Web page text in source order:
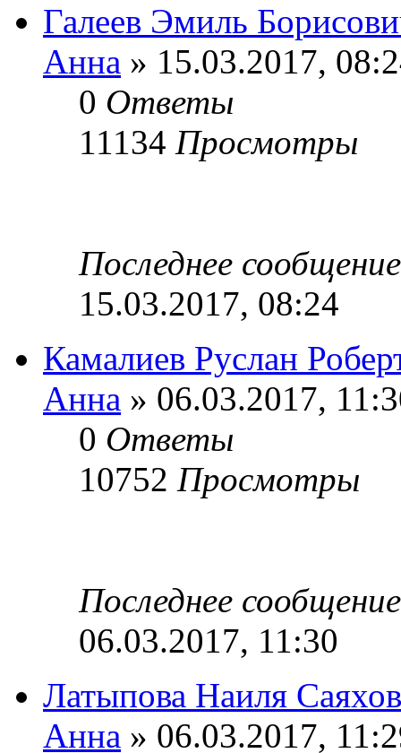
Галеев Эмиль
Анна » 15.03.2017,
0 Ответы
11134 Просмотры
Последнее
15.03.2017, 08:24
Камалиев Руслан
Анна » 06.03.2017,
0 Ответы
10752 Просмотры
Последнее
06.03.2017, 11:30
Латыпова Наиля
Анна » 06.03.2017,